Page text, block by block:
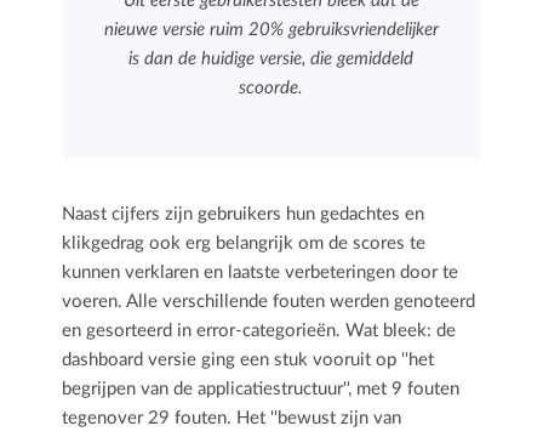
nieuwe versie ruim 20% gebruiksvriendelijker
is dan de huidige versie, die gemiddeld
scoorde.
Naast cijfers zijn gebruikers hun gedachtes en
klikgedrag ook erg belangrijk om de scores te
kunnen verklaren en laatste verbeteringen door te
voeren. Alle verschillende fouten werden genoteerd
en gesorteerd in error-categorieën. Wat bleek: de
dashboard versie ging een stuk vooruit op ''het
begrijpen van de applicatiestructuur'', met 9 fouten
tegenover 29 fouten. Het ''bewust zijn van